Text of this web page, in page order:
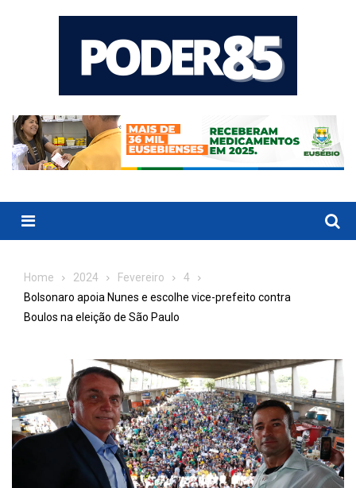
Menu
Home 2024 Fevereiro
4
Bolsonaro apoia Nunes e escolhe vice-prefeito contra
Boulos na eleição de São Paulo